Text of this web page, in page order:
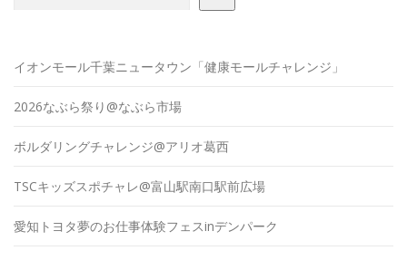
イオンモール千葉ニュータウン「健康モールチャレンジ」
2026なぶら祭り@なぶら市場
ボルダリングチャレンジ@アリオ葛西
TSCキッズスポチャレ@富山駅南口駅前広場
愛知トヨタ夢のお仕事体験フェスinデンパーク